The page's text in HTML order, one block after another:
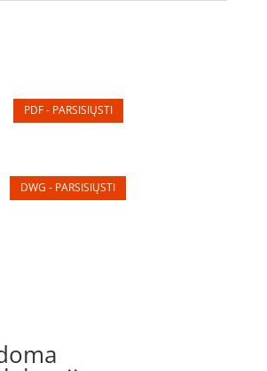
PDF - PARSISIŲSTI
DWG - PARSISIŲSTI